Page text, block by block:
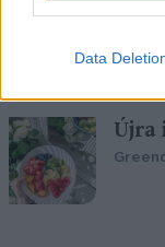
Data
Novák
Újra